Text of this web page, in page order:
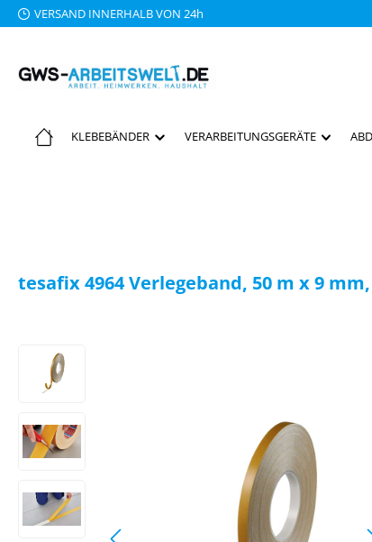
Hauptinhalt springen
Zur Suche springen
Zur Hauptnavigation springen
VERSAND INNERHALB VON 24h
KLEBEBÄNDER VERARBEITUNGSGERÄTE
tesafix 4964 Verlegeband, 50 m x 9
Bildergalerie überspringen